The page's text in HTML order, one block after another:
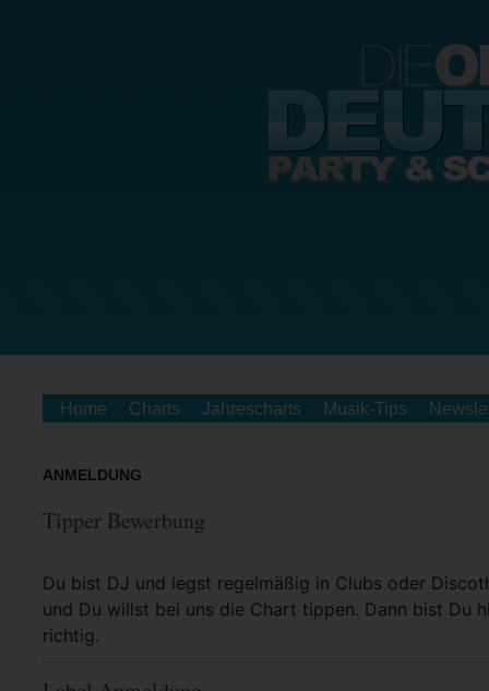
Home Charts Jahrescharts Musik-Tips
ANMELDUNG
Tipper Bewerbung
Du bist DJ und legst regelmäßig in Clubs oder
und Du willst bei uns die Chart tippen. Dann bist Du
richtig.
Mehr Info